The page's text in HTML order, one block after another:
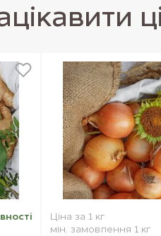
Ціна за 1 кг
мін. замовлення 1 кг